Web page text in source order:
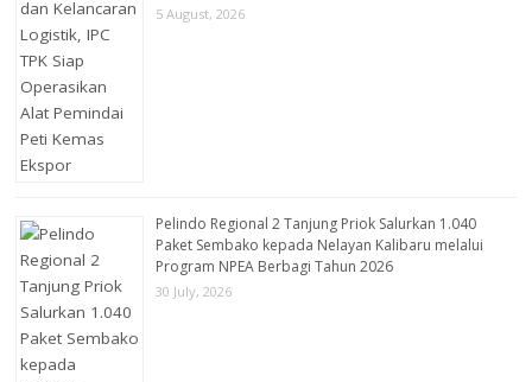
5 August, 2026
Pelindo Regional 2 Tanjung Priok Salurkan 1.040
Paket Sembako kepada Nelayan Kalibaru melalui
Program NPEA Berbagi Tahun 2026
30 July, 2026